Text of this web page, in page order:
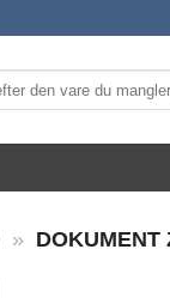
» DOKUMENT